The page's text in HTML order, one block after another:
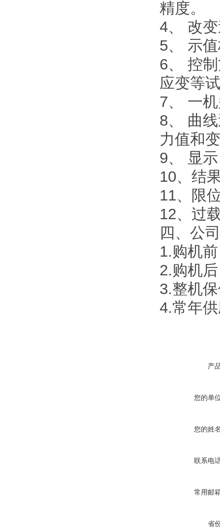
精度。
4、 改
5、 示
6、 控
应变等
7、 一
8、 曲
力值和
9、 显
10、结
11、限
12、过
四、公
1.购机
2.购机
3.整机
4.常年
产
您的单
您的姓
联系电
常用邮
省